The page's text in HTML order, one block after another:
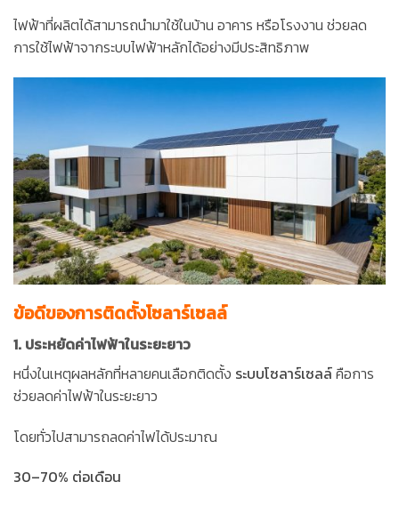
ไฟฟ้าที่ผลิตได้สามารถนำมาใช้ในบ้าน อาคาร หรือโรงงาน ช่วยลด
การใช้ไฟฟ้าจากระบบไฟฟ้าหลักได้อย่างมีประสิทธิภาพ
ข้อดีของการติดตั้งโซลาร์เซลล์
1. ประหยัดค่าไฟฟ้าในระยะยาว
หนึ่งในเหตุผลหลักที่หลายคนเลือกติดตั้ง ระบบโซลาร์เซลล์คือการ
ช่วยลดค่าไฟฟ้าในระยะยาว
โดยทั่วไปสามารถลดค่าไฟได้ประมาณ
30–70% ต่อเดือน